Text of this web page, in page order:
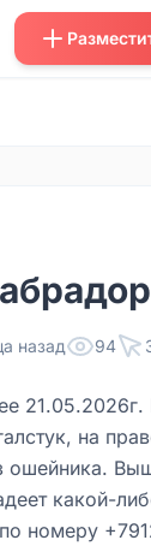
назад 94
на
ошейника.
какой-
номеру